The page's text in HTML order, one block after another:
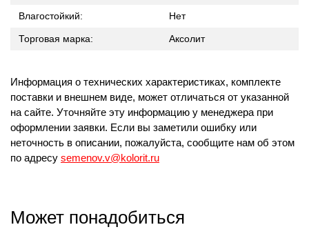
Влагостойкий: Нет
Торговая марка: Аксолит
Информация о технических характеристиках, комплекте
поставки и внешнем виде, может отличаться от указанной
на сайте. Уточняйте эту информацию у менеджера при
оформлении заявки. Если вы заметили ошибку или
неточность в описании, пожалуйста, сообщите нам об этом
по адресу semenov.v@kolorit.ru
Может понадобиться